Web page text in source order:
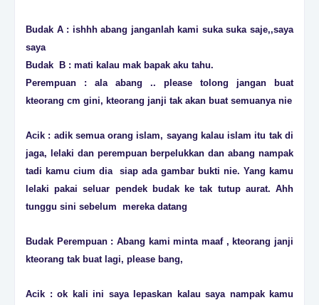
Budak A : ishhh abang janganlah kami suka suka saje,,saya
saya
Budak B : mati kalau mak bapak aku tahu.
Perempuan : ala abang .. please tolong jangan buat
kteorang cm gini, kteorang janji tak akan buat semuanya nie
Acik : adik semua orang islam, sayang kalau islam itu tak di
jaga, lelaki dan perempuan berpelukkan dan abang nampak
tadi kamu cium dia siap ada gambar bukti nie. Yang kamu
lelaki pakai seluar pendek budak ke tak tutup aurat. Ahh
tunggu sini sebelum mereka datang
Budak Perempuan : Abang kami minta maaf , kteorang janji
kteorang tak buat lagi, please bang,
Acik : ok kali ini saya lepaskan kalau saya nampak kamu